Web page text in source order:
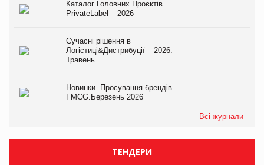
Каталог Головних Проєктів
PrivateLabel – 2026
Сучасні рішення в
Логістиці&Дистрибуції – 2026.
Травень
Новинки. Просування брендів
FMCG.Березень 2026
Всі журнали
ТЕНДЕРИ